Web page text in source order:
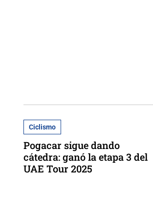
Ciclismo
Pogacar sigue dando
cátedra: ganó la etapa 3 del
UAE Tour 2025